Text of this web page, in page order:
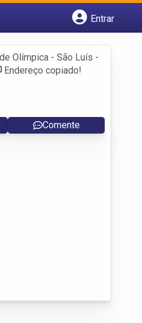
Entrar
Olímpica - São Luís -
Endereço copiado!
Comente